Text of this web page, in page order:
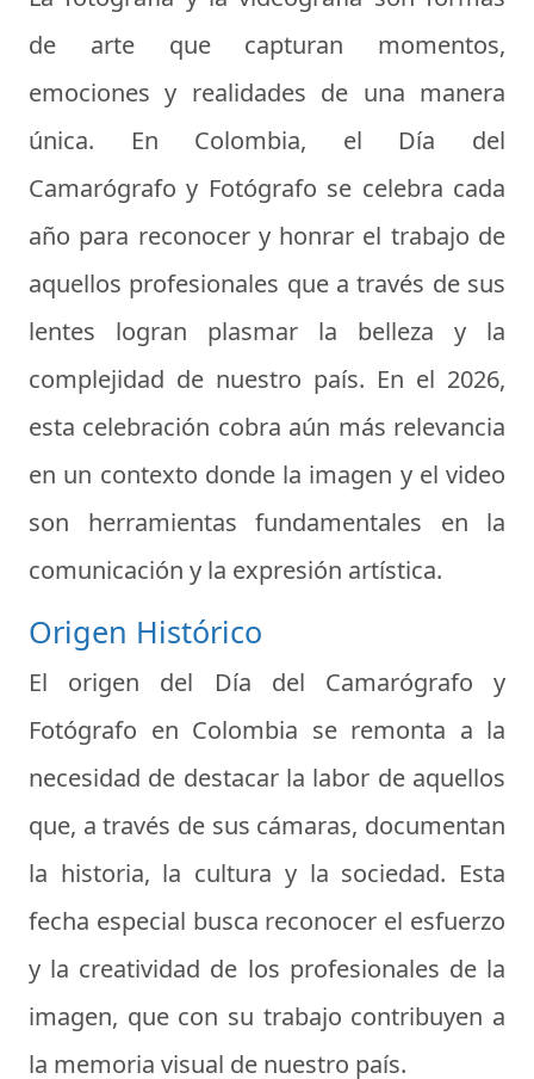
de arte que capturan momentos,
emociones y realidades de una manera
única. En Colombia, el Día del
Camarógrafo y Fotógrafo se celebra cada
año para reconocer y honrar el trabajo de
aquellos profesionales que a través de sus
lentes logran plasmar la belleza y la
complejidad de nuestro país. En el 2026,
esta celebración cobra aún más relevancia
en un contexto donde la imagen y el video
son herramientas fundamentales en la
comunicación y la expresión artística.
Origen Histórico
El origen del Día del Camarógrafo y
Fotógrafo en Colombia se remonta a la
necesidad de destacar la labor de aquellos
que, a través de sus cámaras, documentan
la historia, la cultura y la sociedad. Esta
fecha especial busca reconocer el esfuerzo
y la creatividad de los profesionales de la
imagen, que con su trabajo contribuyen a
la memoria visual de nuestro país.